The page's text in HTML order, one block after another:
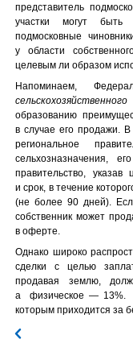
представитель
участки могут быть
подмосковные
у области
целевым ли образом
Напоминаем,
образованию
в случае его продажи.
региональное
сельхозназначения,
правительство,
и срок, в течение
(не более 90 дней).
собственник может
в оферте.
Однако широко
сделки с целью
продавая землю,
а физическое — 13%.
которым приходится за